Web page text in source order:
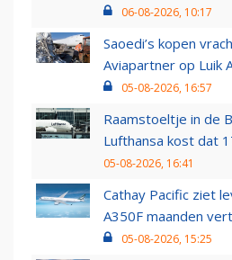
06-08-2026, 10:17
Saoedi’s kopen
Aviapartner op Luik
05-08-2026, 16:57
Raamstoeltje in de
Lufthansa kost dat
05-08-2026, 16:41
Cathay Pacific ziet
A350F maanden
05-08-2026, 15:25